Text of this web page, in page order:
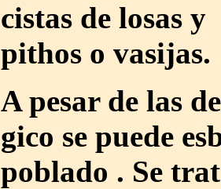
cistas de losas y
pithos o vasijas.
A pesar de las
gico se puede
poblado . Se